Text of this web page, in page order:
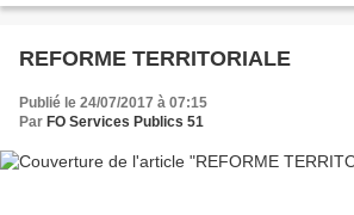
REFORME TERRITORIALE
Publié le 24/07/2017 à 07:15
Par FO Services Publics 51